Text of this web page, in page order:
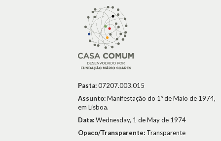
Pasta:07207.003.015
Assunto:Manifestação do 1º de Maio de 1974,
em Lisboa.
Data:Wednesday, 1 de May de 1974
Opaco/Transparente: Transparente